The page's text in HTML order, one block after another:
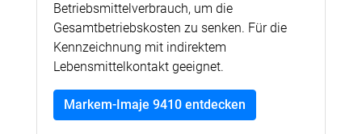
Betriebsmittelverbrauch, um die
Gesamtbetriebskosten zu senken. Für die
Kennzeichnung mit indirektem
Lebensmittelkontakt geeignet.
Markem-Imaje 9410 entdecken